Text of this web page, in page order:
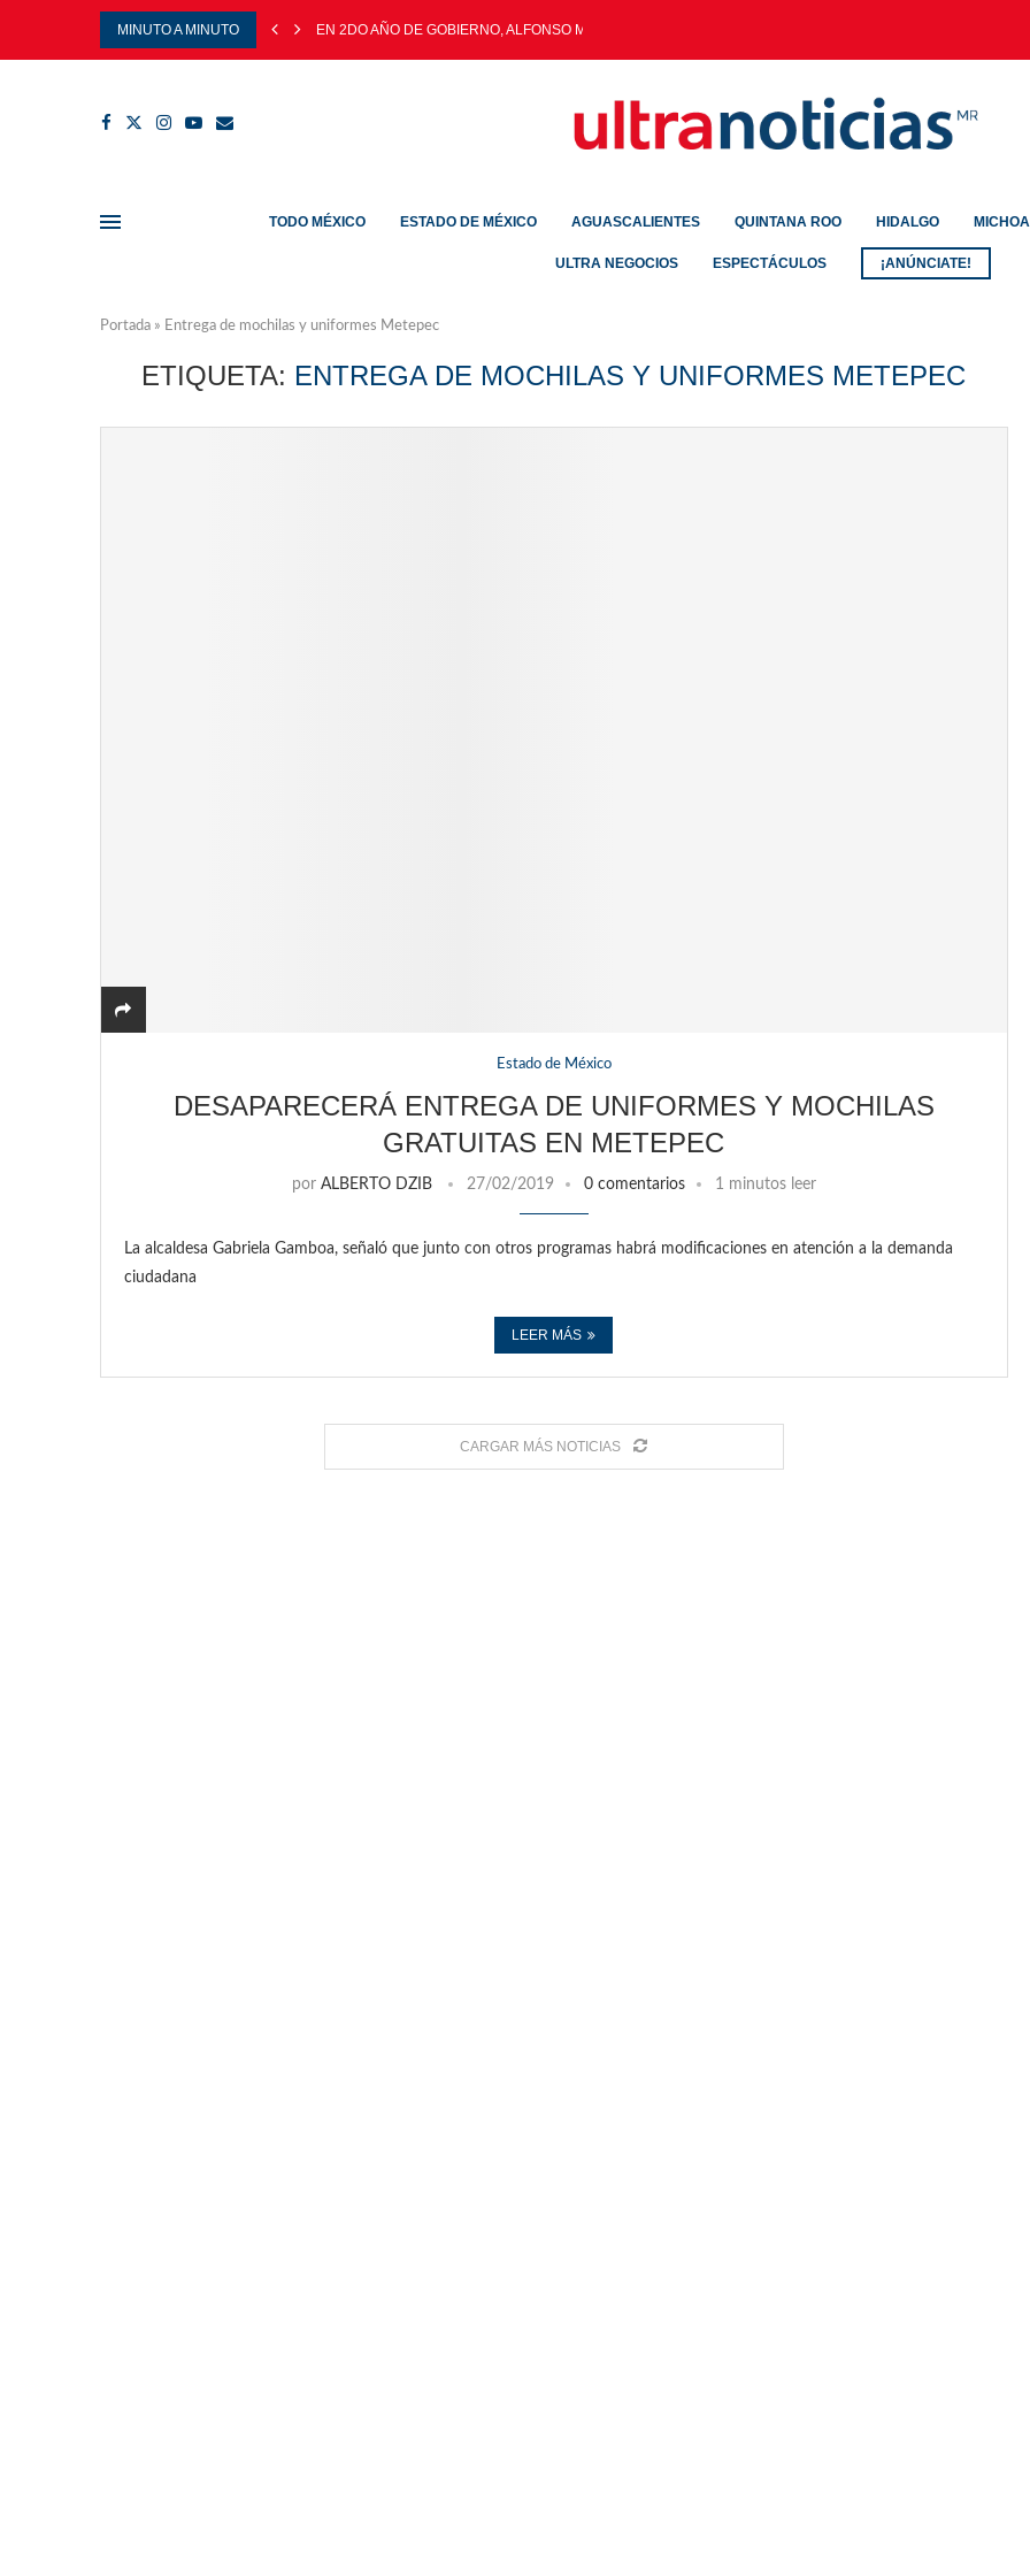
MINUTO A MINUTO EN 2DO AÑO DE GOBIERNO, ALFONSO MARTÍNEZ CONSOLIDÓ...
TODO MÉXICO ESTADO DE MÉXICO AGUASCALIENTES QUINTANA ROO HIDALGO
ULTRA NEGOCIOS ESPECTÁCULOS ¡ANÚNCIATE!
Portada » Entrega de mochilas y uniformes Metepec
ETIQUETA: ENTREGA DE MOCHILAS Y UNIFORMES METEPEC
Estado de México
DESAPARECERÁ ENTREGA DE UNIFORMES Y MOCHILAS
GRATUITAS EN METEPEC
por ALBERTO DZIB 27/02/2019 0 comentarios 1 minutos leer
La alcaldesa Gabriela Gamboa, señaló que junto con otros programas habrá modificaciones en atención a la demanda
ciudadana
LEER MÁS
CARGAR MÁS NOTICIAS